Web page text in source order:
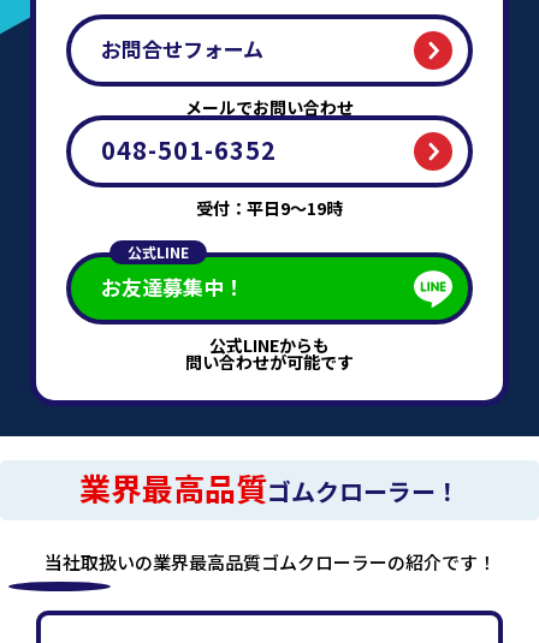
お問合せフォーム
メールでお問い合わせ
048-501-6352
受付：平日9～19時
公式LINE
お友達募集中！
公式LINEからも
問い合わせが可能です
業界最高品質ゴムクローラー！
当社取扱いの業界最高品質ゴムクローラーの紹介です！